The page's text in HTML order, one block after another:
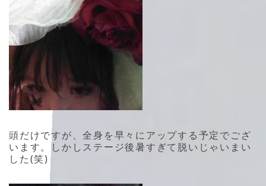
頭だけですが、全身を早々にアップする予定でござ
います。しかしステージ後暑すぎて脱いじゃいまい
した(笑)